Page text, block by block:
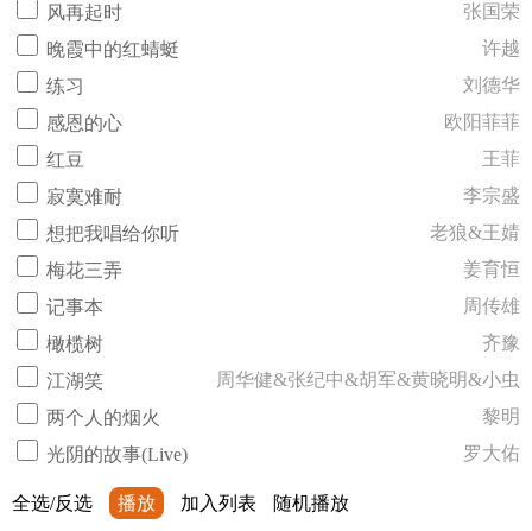
风再起时
张国荣
晚霞中的红蜻蜓
许越
练习
刘德华
感恩的心
欧阳菲菲
红豆
王菲
寂寞难耐
李宗盛
想把我唱给你听
老狼&王婧
梅花三弄
姜育恒
记事本
周传雄
橄榄树
齐豫
江湖笑
周华健&张纪中&胡军&黄晓明&小虫
两个人的烟火
黎明
光阴的故事(Live)
罗大佑
全选/反选 播放 加入列表 随机播放